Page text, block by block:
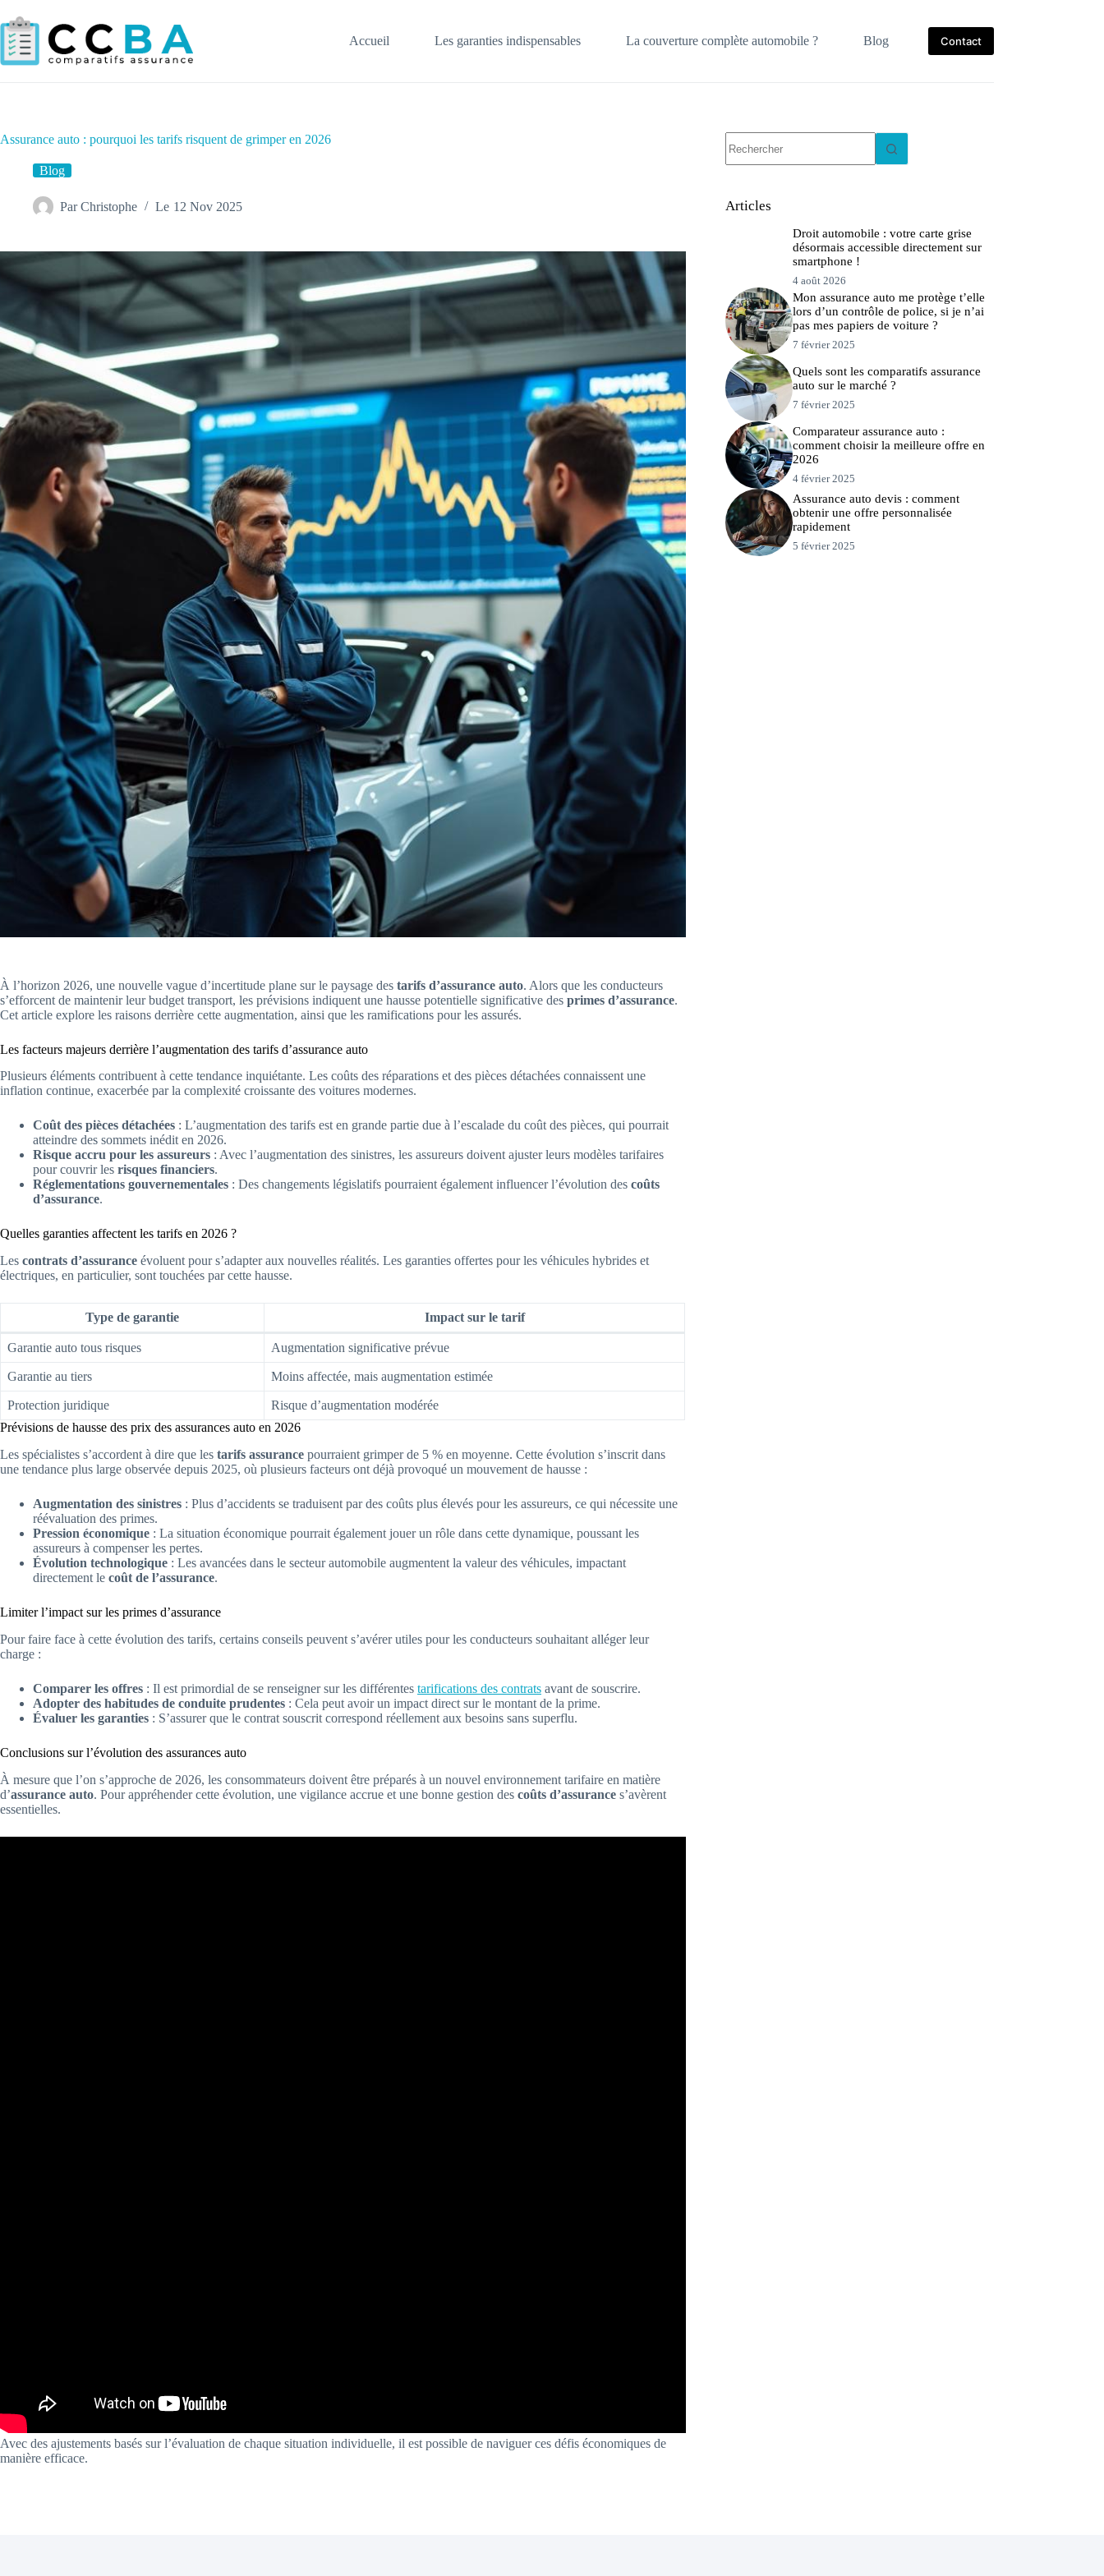
au
contenu
Accueil Les garanties indispensables La couverture complète automobile ? Blog Contact
Assurance auto : pourquoi les tarifs risquent de grimper en 2026
Blog
Par Christophe Le 12 Nov 2025
À l’horizon 2026, une nouvelle vague d’incertitude plane sur le paysage des tarifs d’assurance auto. Alors que les conducteurs
s’efforcent de maintenir leur budget transport, les prévisions indiquent une hausse potentielle significative des primes d’assurance.
Cet article explore les raisons derrière cette augmentation, ainsi que les ramifications pour les assurés.
Les facteurs majeurs derrière l’augmentation des tarifs d’assurance auto
Plusieurs éléments contribuent à cette tendance inquiétante. Les coûts des réparations et des pièces détachées connaissent une
inflation continue, exacerbée par la complexité croissante des voitures modernes.
Coût des pièces détachées : L’augmentation des tarifs est en grande partie due à l’escalade du coût des pièces, qui pourrait
atteindre des sommets inédit en 2026.
Risque accru pour les assureurs : Avec l’augmentation des sinistres, les assureurs doivent ajuster leurs modèles tarifaires
pour couvrir les risques financiers.
Réglementations gouvernementales : Des changements législatifs pourraient également influencer l’évolution des coûts
d’assurance.
Quelles garanties affectent les tarifs en 2026 ?
Les contrats d’assurance évoluent pour s’adapter aux nouvelles réalités. Les garanties offertes pour les véhicules hybrides et
électriques, en particulier, sont touchées par cette hausse.
Type de garantie Impact sur le tarif
Garantie auto tous risques Augmentation significative prévue
Garantie au tiers Moins affectée, mais augmentation estimée
Protection juridique
Risque d’augmentation modérée
Prévisions de hausse des prix des assurances auto en 2026
Les spécialistes s’accordent à dire que les tarifs assurance pourraient grimper de 5 % en moyenne. Cette évolution s’inscrit dans
une tendance plus large observée depuis 2025, où plusieurs facteurs ont déjà provoqué un mouvement de hausse :
Augmentation des sinistres : Plus d’accidents se traduisent par des coûts plus élevés pour les assureurs, ce qui nécessite une
réévaluation des primes.
Pression économique : La situation économique pourrait également jouer un rôle dans cette dynamique, poussant les
assureurs à compenser les pertes.
Évolution technologique : Les avancées dans le secteur automobile augmentent la valeur des véhicules, impactant
directement le coût de l’assurance.
Limiter l’impact sur les primes d’assurance
Pour faire face à cette évolution des tarifs, certains conseils peuvent s’avérer utiles pour les conducteurs souhaitant alléger leur
charge :
Comparer les offres : Il est primordial de se renseigner sur les différentes tarifications des contrats avant de souscrire.
Adopter des habitudes de conduite prudentes : Cela peut avoir un impact direct sur le montant de la prime.
Évaluer les garanties : S’assurer que le contrat souscrit correspond réellement aux besoins sans superflu.
Conclusions sur l’évolution des assurances auto
À mesure que l’on s’approche de 2026, les consommateurs doivent être préparés à un nouvel environnement tarifaire en matière
d’assurance auto. Pour appréhender cette évolution, une vigilance accrue et une bonne gestion des coûts d’assurance s’avèrent
essentielles.
Avec des ajustements basés sur l’évaluation de chaque situation individuelle, il est possible de naviguer ces défis économiques de
manière efficace.
résultat
Articles
Droit automobile : votre carte grise
désormais accessible directement sur
smartphone !
4 août 2026
Mon assurance auto me protège t’elle
lors d’un contrôle de police, si je n’ai
pas mes papiers de voiture ?
7 février 2025
Quels sont les comparatifs assurance
auto sur le marché ?
7 février 2025
Comparateur assurance auto :
comment choisir la meilleure offre en
2026
4 février 2025
Assurance auto devis : comment
obtenir une offre personnalisée
rapidement
5 février 2025